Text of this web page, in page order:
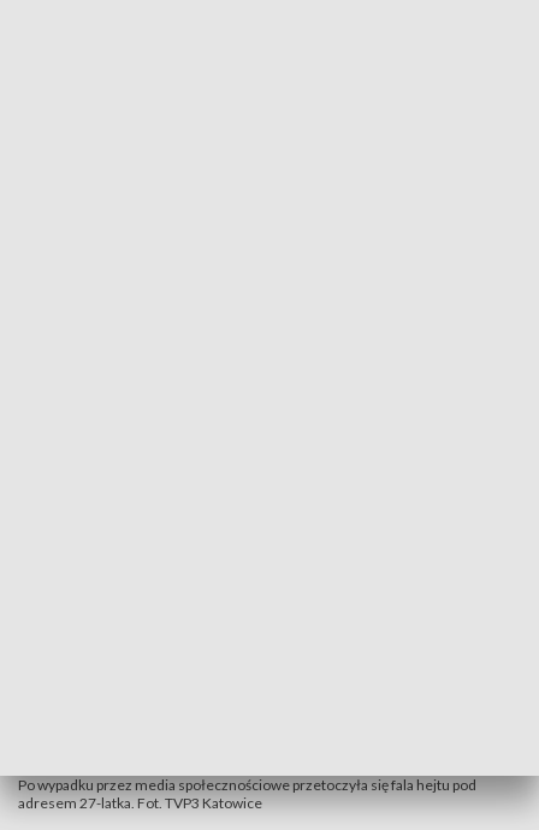
Po wypadku przez media społecznościowe przetoczyła się fala hejtu pod
adresem 27-latka. Fot. TVP3 Katowice